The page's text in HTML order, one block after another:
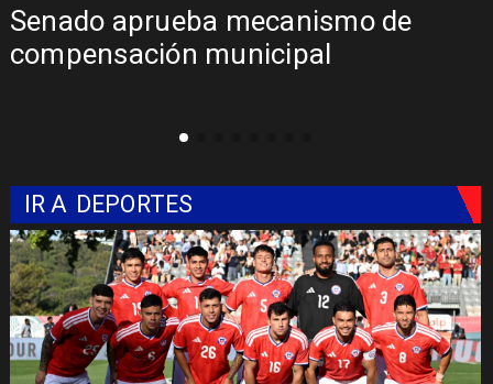
Senado aprueba mecanismo de
compensación municipal
IR A DEPORTES